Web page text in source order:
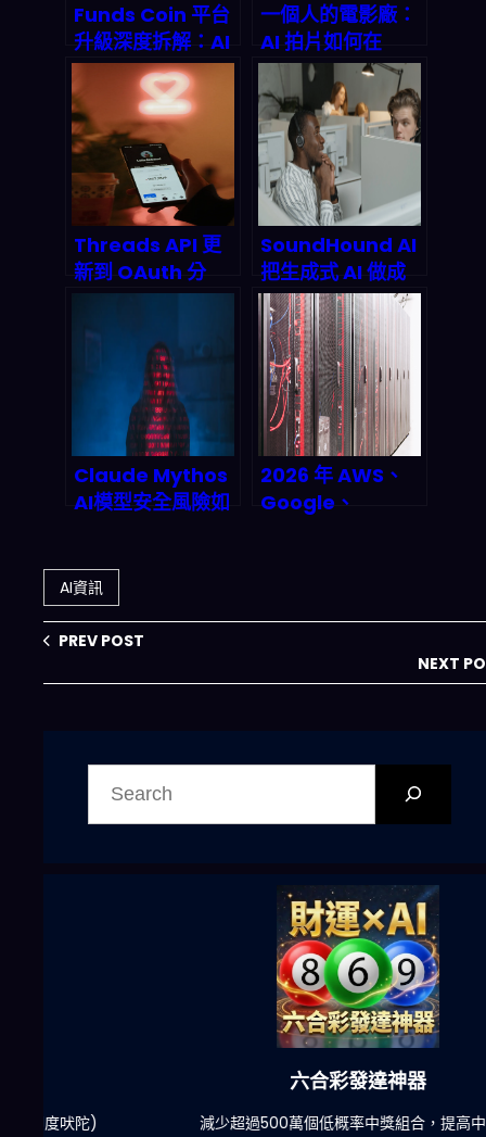
Funds Coin 平台
升級深度拆解：AI
套利機器人基礎設
施如何重塑 2026
量化交易生態
一個人的電影廠：
AI 拍片如何在
2026 年顛覆傳統
影視產業鏈
Threads API 更
新到 OAuth 分
權：2026 企業要
怎麼把「可自動
化」變成「可量
SoundHound AI
把生成式 AI 做成
「可跑業務」的
Agentic 平台：
2026 通訊與保險
客服自動化下一波
怎麼接
Claude Mythos
AI模型安全風險如
2026 年 AWS、
Google、
全球產業鏈
AI資訊
PREV POST
NEXT
六合彩發達神器
減少超過500萬個低概率中獎組合，提高中獎率